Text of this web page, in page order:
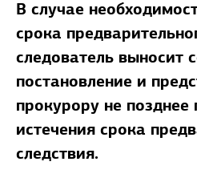
В случае
срока
следователь выносит
постановление и
прокурору не позднее
истечения срока
следствия.